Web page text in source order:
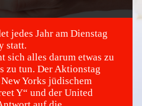
jedes Jahr am Dienstag
statt.
sich alles darum etwas zu
zu tun. Der Aktionstag
Yorks jüdischem
Y“ und der United